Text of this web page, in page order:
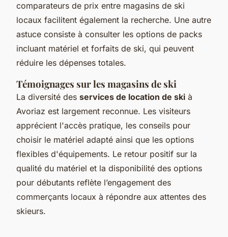
comparateurs de prix entre magasins de ski
locaux facilitent également la recherche. Une autre
astuce consiste à consulter les options de packs
incluant matériel et forfaits de ski, qui peuvent
réduire les dépenses totales.
Témoignages sur les magasins de ski
La diversité des services de location de ski à
Avoriaz est largement reconnue. Les visiteurs
apprécient l'accès pratique, les conseils pour
choisir le matériel adapté ainsi que les options
flexibles d'équipements. Le retour positif sur la
qualité du matériel et la disponibilité des options
pour débutants reflète l’engagement des
commerçants locaux à répondre aux attentes des
skieurs.